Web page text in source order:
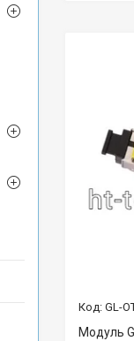
GL-
Модуль